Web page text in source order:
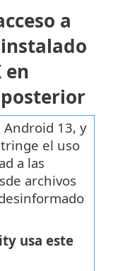
a
instalado
en
Android 13, y
el uso
a las
archivos
usa este